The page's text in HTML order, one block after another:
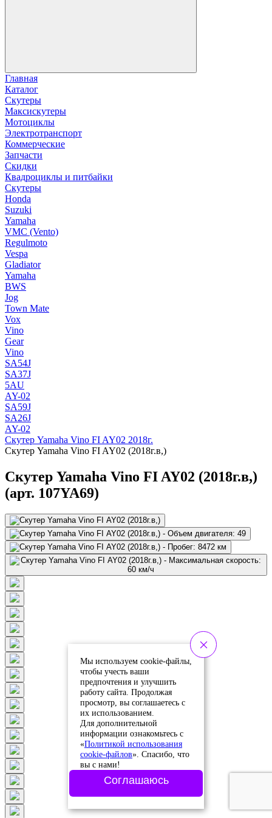
Главная
Каталог
Скутеры
Максискутеры
Мотоциклы
Электротранспорт
Коммерческие
Запчасти
Скидки
Квадроциклы и питбайки
Скутеры
Honda
Suzuki
Yamaha
VMC (Vento)
Regulmoto
Vespa
Gladiator
Yamaha
BWS
Jog
Town Mate
Vox
Vino
Gear
Vino
SA54J
SA37J
5AU
AY-02
SA59J
SA26J
AY-02
Скутер Yamaha Vino FI AY02 2018г.
Скутер Yamaha Vino FI AY02 (2018г.в,)
Скутер Yamaha Vino FI AY02 (2018г.в,)
(арт. 107YA69)
Мы используем cookie-файлы,
чтобы учесть ваши
предпочтения и улучшить
работу сайта. Продолжая
просмотр, вы соглашаетесь с
их использованием.
Для дополнительной
информации ознакомьтесь с
«Политикой использования
cookie-файлов». Спасибо, что
вы с нами!
Соглашаюсь